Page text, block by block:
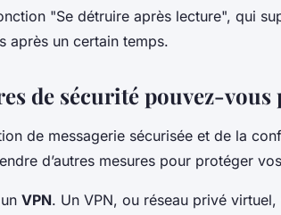
"Se détruire après lecture", qui
après un certain temps.
de sécurité pouvez-vous
de messagerie sécurisée et de la
d’autres mesures pour protéger
VPN. Un VPN, ou réseau privé